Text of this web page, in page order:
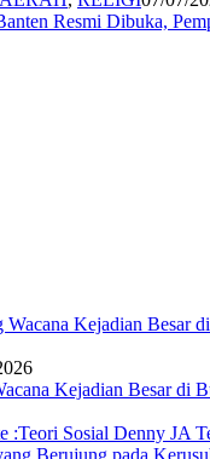
Resmi Dibuka,
Kejadian Besar di